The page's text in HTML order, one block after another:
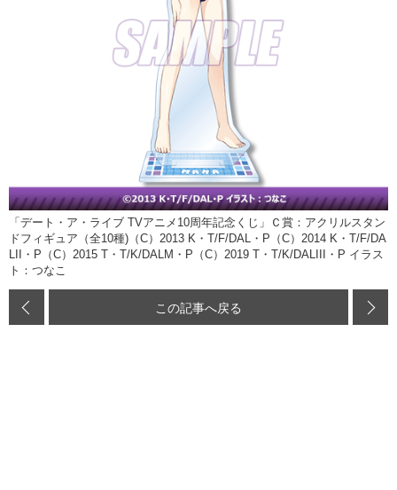
「デート・ア・ライブ TVアニメ10周年記念くじ」Ｃ賞：アクリルスタン
ドフィギュア（全10種)（C）2013 K・T/F/DAL・P（C）2014 K・T/F/DA
LII・P（C）2015 T・T/K/DALM・P（C）2019 T・T/K/DALIII・P イラス
ト：つなこ
この記事へ戻る